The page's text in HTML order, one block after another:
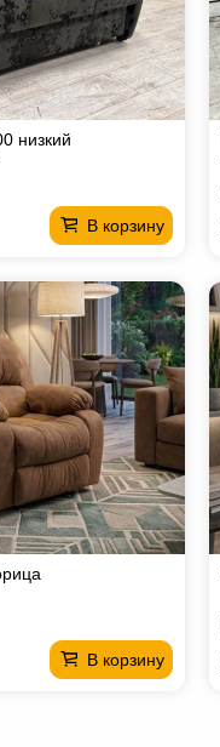
низкий
В корзину
В корзину